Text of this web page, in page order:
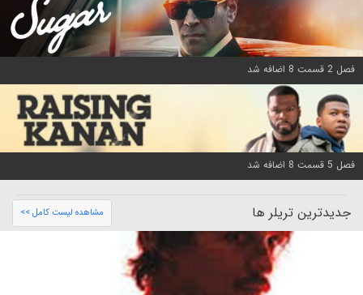
فصل 2 قسمت 8 اضافه شد
فصل 5 قسمت 8 اضافه شد
جدیدترین تریلر ها مشاهده لیست کامل >>